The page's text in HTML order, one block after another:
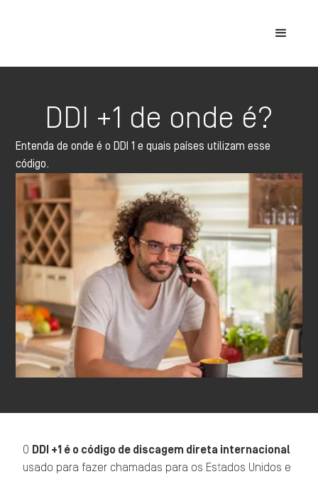
DDI +1 de onde é?
Entenda de onde é o DDI 1 e quais países utilizam esse
código.
O DDI +1 é o código de discagem direta internacional
usado para fazer chamadas para os Estados Unidos e